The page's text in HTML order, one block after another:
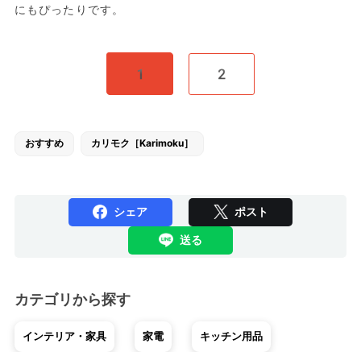
にもぴったりです。
1 2
おすすめ カリモク［Karimoku］
シェア ポスト
送る
カテゴリから探す
インテリア・家具 家電 キッチン用品